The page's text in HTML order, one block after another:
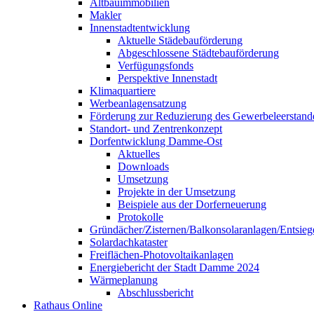
Altbauimmobilien
Makler
Innenstadtentwicklung
Aktuelle Städebauförderung
Abgeschlossene Städtebauförderung
Verfügungsfonds
Perspektive Innenstadt
Klimaquartiere
Werbeanlagensatzung
Förderung zur Reduzierung des
Standort- und Zentrenkonzept
Dorfentwicklung Damme-Ost
Aktuelles
Downloads
Umsetzung
Projekte in der Umsetzung
Beispiele aus der Dorferneuerung
Protokolle
Gründächer/Zisternen/Balkonsolaranlagen/
Solardachkataster
Freiflächen-Photovoltaikanlagen
Energiebericht der Stadt Damme 2024
Wärmeplanung
Abschlussbericht
Rathaus Online